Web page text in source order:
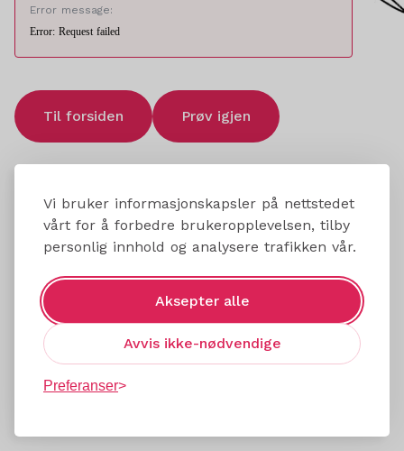
Vi bruker informasjonskapsler på nettstedet
vårt for å forbedre brukeropplevelsen, tilby
personlig innhold og analysere trafikken vår.
Aksepter alle
Avvis ikke-nødvendige
Preferanser
Error message:
Error: Request failed
Til forsiden Prøv igjen